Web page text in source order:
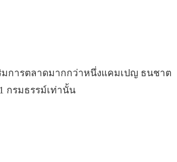
การตลาดมากกว่าหนึ่งแคมเปญ ธนชาต
กรมธรรม์เท่านั้น